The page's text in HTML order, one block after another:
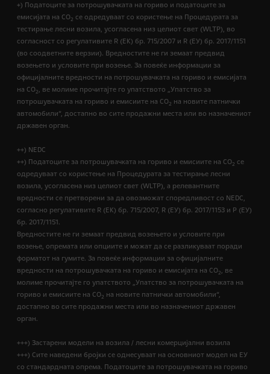
+) Податоците за потрошувачката на гориво и податоците за
емисијата на CO2 се одредуваат со користење на Процедурата за
тестирање лесни возила, усогласена низ целиот свет (WLTP), во
согласност со регулативите R (EК) бр. 715/2007 и R (ЕУ) бр. 2017/1151
(во соодветните верзии). Вредностите не ги земаат предвид
возењето и условите при возење. За повеќе информации за
официјалните вредности на потрошувачката на гориво и емисијата
на CO2, ве молиме прочитајте го упатството „Упатство за
потрошувачката на гориво и емисиите на CO2 на новите патнички
автомобили“, достапно во сите продажни места или во назначениот
државен орган.
++) NEDC
++) Податоците за потрошувачката на гориво и емисиите на CO2 се
одредуваат со користење на Процедурата за тестирање лесни
возила, усогласена низ целиот свет (WLTP), а релевантните
вредности се претворени за да овозможат споредливост со NEDC,
согласно регулативите R (EК) бр. 715/2007, R (ЕУ) бр. 2017/1153 и Р (ЕУ)
бр. 2017/1151.
Вредностите не ги земаат предвид возењето и условите при
возење, опремата или опциите и можат да се разликуваат поради
форматот на гумите. За повеќе информации за официјалните
вредности на потрошувачката на гориво и емисијата на CO2, ве
молиме прочитајте го упатството „Упатство за потрошувачката на
гориво и емисиите на CO2 на новите патнички автомобили“,
достапно во сите продажни места или во назначениот државен
орган.
+++) Застарени модели на возила / лесни комерцијални возила
+++) Сите наведени бројки се однесуваат на основниот модел на ЕУ
со стандардната опрема. Податоците за потрошувачката на гориво